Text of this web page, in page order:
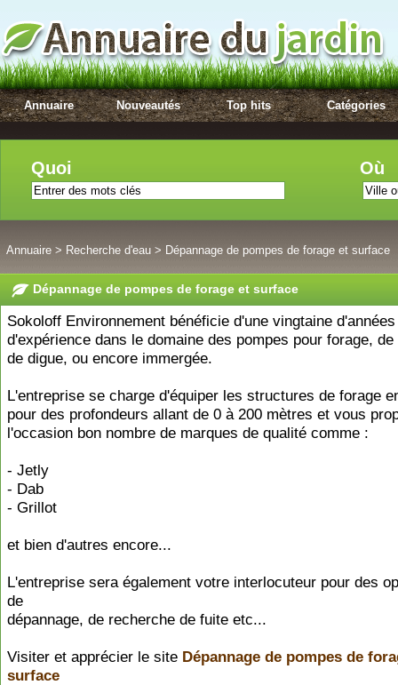
Annuaire Nouveautés Top hits Catégories
Quoi Où
Annuaire > Recherche d'eau > Dépannage de pompes de forage et surface
Dépannage de pompes de forage et surface
Sokoloff Environnement bénéficie d'une vingtaine d'années
d'expérience dans le domaine des pompes pour forage,
de digue, ou encore immergée.
L'entreprise se charge d'équiper les structures de forage
pour des profondeurs allant de 0 à 200 mètres et vous
l'occasion bon nombre de marques de qualité comme :
- Jetly
- Dab
- Grillot
et bien d'autres encore...
L'entreprise sera également votre interlocuteur pour des
de
dépannage, de recherche de fuite etc...
Visiter et apprécier le site Dépannage de pompes de
surface